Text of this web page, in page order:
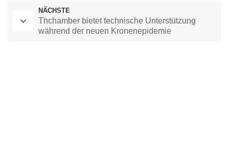
NÄCHSTE
Thchamber bietet technische Unterstützung
während der neuen Kronenepidemie